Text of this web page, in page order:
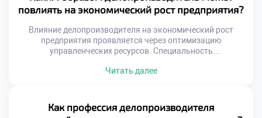
жестких навыков и личной дисциплины. Техническая
грамотность без ответственного отношения к […]
повлиять на экономический рост предприятия?
Влияние делопроизводителя на экономический рост
предприятия проявляется через оптимизацию
управленческих ресурсов. Специальность
связь между порядком в документах и прибылью.
абитуриенты стремятся быстро поступить учиться в
техникум для освоения этой перспективной профессии.
Читать далее
Как профессия делопроизводителя